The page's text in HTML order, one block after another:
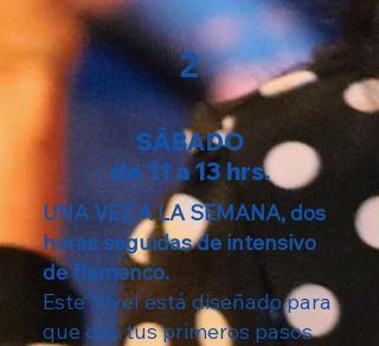
2
SÁBADO
de 11 a 13 hrs.
UNA VEZ A LA SEMANA, dos
horas seguidas de intensivo
de flamenco.
Este Nivel está diseñado para
que des tus primeros pasos